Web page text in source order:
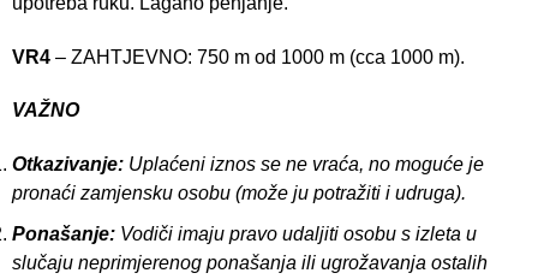
VR4 – ZAHTJEVNO: 750 m od 1000 m (cca 1000 m).
VAŽNO
Otkazivanje: Uplaćeni iznos se ne vraća, no moguće je
pronaći zamjensku osobu (može ju potražiti i udruga).
Ponašanje: Vodiči imaju pravo udaljiti osobu s izleta u
slučaju neprimjerenog ponašanja ili ugrožavanja ostalih